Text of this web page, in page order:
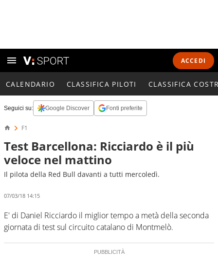
ACCEDI
CALENDARIO CLASSIFICA PILOTI CLASSIFICA
Seguici su: Google Discover Fonti preferite
F1
Test Barcellona: Ricciardo è il più
veloce nel mattino
Il pilota della Red Bull davanti a tutti mercoledì.
07/03/18 14:15
E' di Daniel Ricciardo il miglior tempo a metà della seconda
giornata di test sul circuito catalano di Montmelò.